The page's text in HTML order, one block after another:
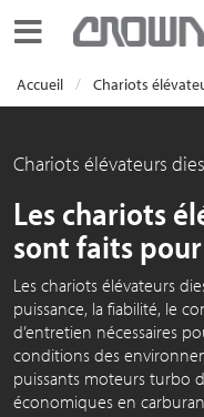
Toggle navigation
Accueil Chariots
Chariots élévateurs
Les chariots
sont faits
Les chariots élévateurs
puissance, la fiabilité, le
d’entretien nécessaires
conditions des
puissants moteurs turbo
économiques en